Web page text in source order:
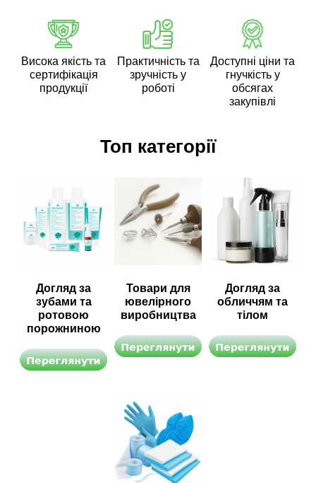
Висока якість та
сертифікація
продукції
Практичність та
зручність у
роботі
Доступні ціни та
гнучкість у
обсягах
закупівлі
Топ категорії
Догляд за
зубами та
ротовою
порожниною
Товари для
ювелірного
виробництва
Догляд за
обличчям та
тілом